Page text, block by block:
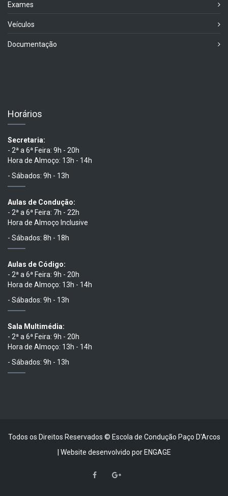
Exames
Veículos
Documentação
Horários
Secretaria:
- 2ª a 6ª Feira: 9h - 20h
Hora de Almoço: 13h - 14h
- Sábados: 9h - 13h
Aulas de Condução:
- 2ª a 6ª Feira: 7h - 22h
Hora de Almoço Inclusive
- Sábados: 8h - 18h
Aulas de Código:
- 2ª a 6ª Feira: 9h - 20h
Hora de Almoço: 13h - 14h
- Sábados: 9h - 13h
Sala Multimédia:
- 2ª a 6ª Feira: 9h - 20h
Hora de Almoço: 13h - 14h
- Sábados: 9h - 13h
Todos os Direitos Reservados © Escola de Condução Paço D'Arcos
| Website desenvolvido por ENGAGE